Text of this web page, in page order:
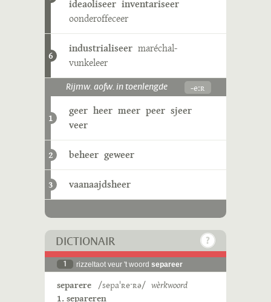
ideaoliseer inventariseer
oonderoffeceer
6
industrialiseer maréchal-
vunkeleer
Rijmw. aofw. in toenlengde -eːʀ
1
geer heer meer peer sjeer
veer
2 beheer geweer
3 vaanaajdsheer
DICTIONAIR
1 rizzeltaot veur 't woord separeer
separere /sepaˈʀeˑʀə/ wèrkwoord
1. separeren